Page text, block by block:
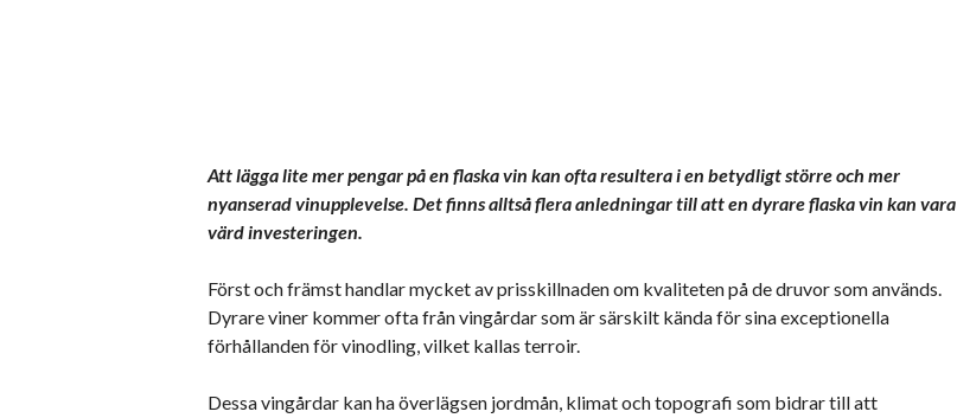
Att lägga lite mer pengar på en flaska vin kan ofta resultera i en betydligt större och mer
nyanserad vinupplevelse. Det finns alltså flera anledningar till att en dyrare flaska vin kan vara
värd investeringen.
Först och främst handlar mycket av prisskillnaden om kvaliteten på de druvor som används.
Dyrare viner kommer ofta från vingårdar som är särskilt kända för sina exceptionella
förhållanden för vinodling, vilket kallas terroir.
Dessa vingårdar kan ha överlägsen jordmån, klimat och topografi som bidrar till att